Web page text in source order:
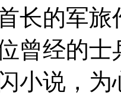
长的军旅
曾经的士
小说，